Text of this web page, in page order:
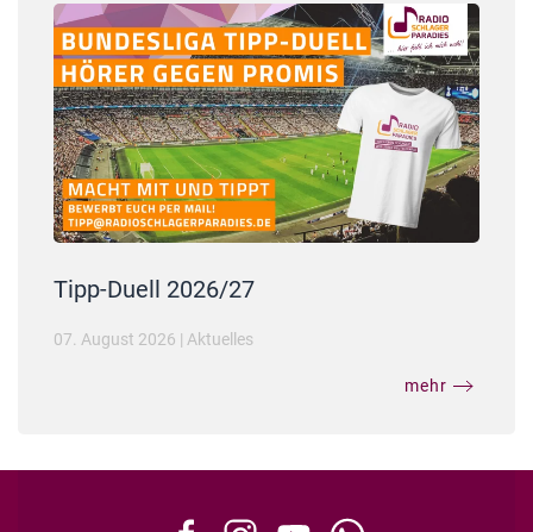
Tipp-Duell 2026/27
07. August 2026 | Aktuelles
mehr